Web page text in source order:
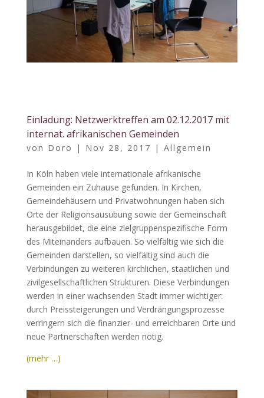
Einladung: Netzwerktreffen am 02.12.2017 mit
internat. afrikanischen Gemeinden
von Doro | Nov 28, 2017 | Allgemein
In Köln haben viele internationale afrikanische
Gemeinden ein Zuhause gefunden. In Kirchen,
Gemeindehäusern und Privatwohnungen haben sich
Orte der Religionsausübung sowie der Gemeinschaft
herausgebildet, die eine zielgruppenspezifische Form
des Miteinanders aufbauen. So vielfältig wie sich die
Gemeinden darstellen, so vielfältig sind auch die
Verbindungen zu weiteren kirchlichen, staatlichen und
zivilgesellschaftlichen Strukturen. Diese Verbindungen
werden in einer wachsenden Stadt immer wichtiger:
durch Preissteigerungen und Verdrängungsprozesse
verringern sich die finanzier- und erreichbaren Orte und
neue Partnerschaften werden nötig.
(mehr …)